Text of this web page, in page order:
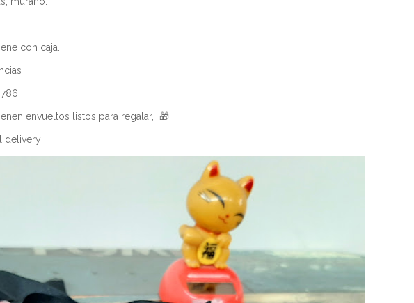
con caja.
envueltos listos para regalar, 🎁
delivery